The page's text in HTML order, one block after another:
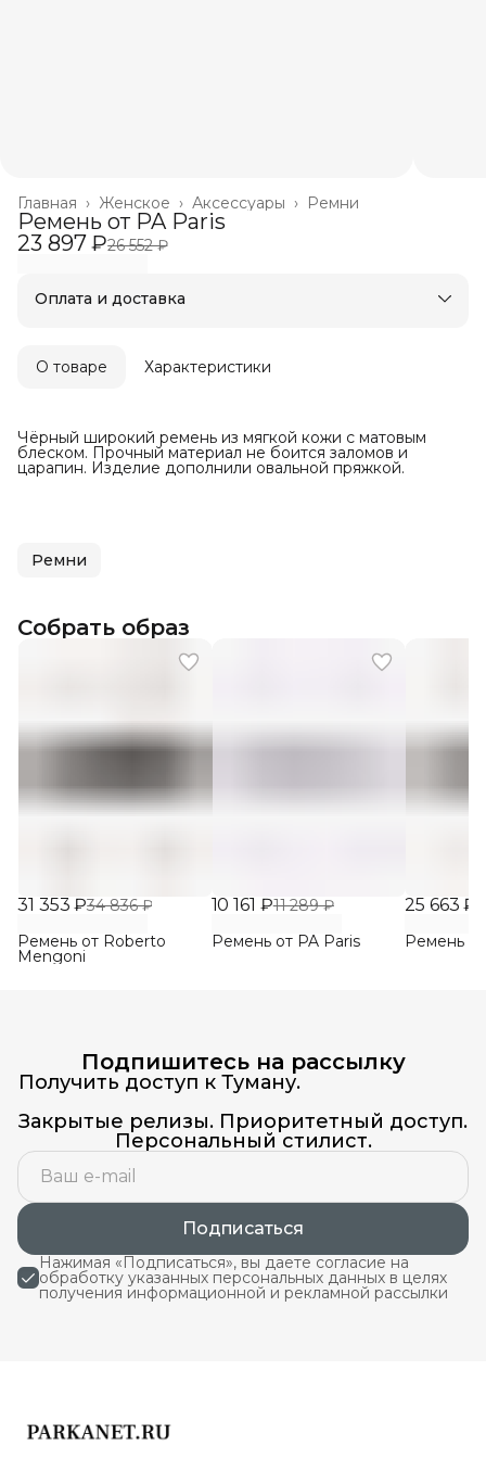
Ремни
Аксессуары ›
Женское ›
Главная ›
Ремень от PA Paris
23 897 ₽26 552 ₽
Оплата и доставка
Оплата после примерки
О товаре Характеристики
Чёрный широкий ремень из мягкой кожи с матовым
блеском. Прочный материал не боится заломов и
царапин. Изделие дополнили овальной пряжкой.
Ремни
Собрать образ
31 353 ₽34 836 ₽
Ремень от Roberto
Mengoni
10 161 ₽11 289 ₽
Ремень от PA Paris
25 663 ₽
Ремень
Подпишитесь на рассылку
Получить доступ к Туману.
Закрытые релизы. Приоритетный доступ.
Персональный стилист.
Подписаться
Нажимая «Подписаться», вы даете согласие на
обработку указанных персональных данных в целях
получения информационной и рекламной рассылки